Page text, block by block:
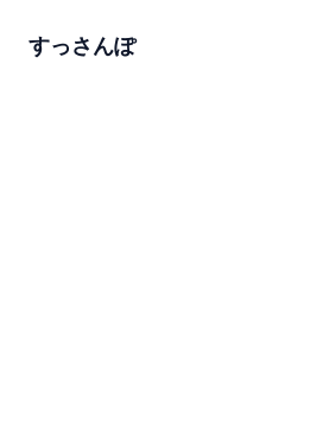
すっさんぽ